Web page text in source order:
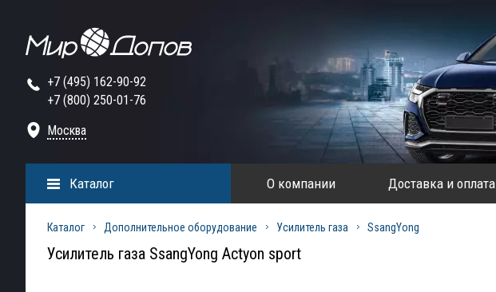
+7 (495) 162-90-92
+7 (800) 250-01-76
Москва
О компании Доставка и оплата
Каталог
Каталог Дополнительное оборудование Усилитель газа SsangYong
Усилитель газа SsangYong Actyon sport